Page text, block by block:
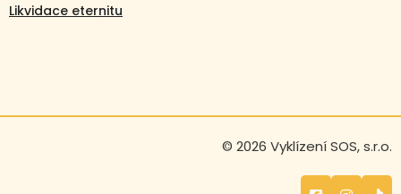
Likvidace eternitu
© 2026 Vyklízení SOS, s.r.o.